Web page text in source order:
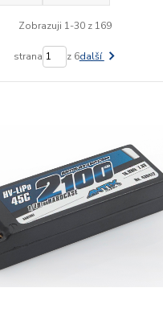
Zobrazuji 1-30 z 169
strana z 6další